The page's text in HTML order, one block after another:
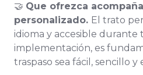
🤝 Que ofrezca
personalizado. El trato
idioma y accesible durante
implementación, es
traspaso sea fácil, sencillo y